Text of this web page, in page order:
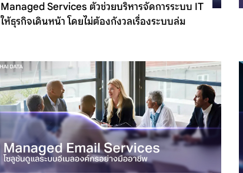
Managed Services ตัวช่วยบริหารจัดการระบบ IT
ให้ธุรกิจเดินหน้า โดยไม่ต้องกังวลเรื่องระบบล่ม